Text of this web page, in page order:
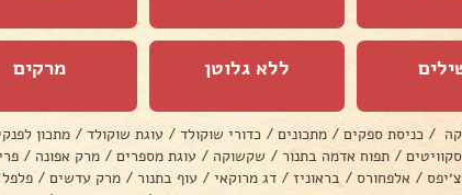
ללא גלוטן מרקים
/ כניסת ספקים / מתכונים / כדורי שוקולד / עוגת שוקולד / מתכון
/ תפוח אדמה בתנור / שקשוקה / עוגת מספרים / מרק אפונה /
/ אלפחורס / בראוניז / דג מרוקאי / עוף בתנור / מרק עדשים /